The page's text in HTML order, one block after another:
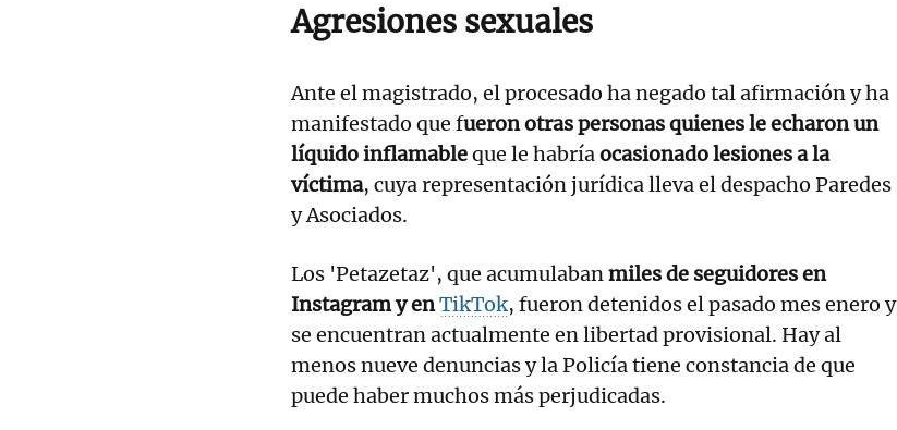
Agresiones sexuales
Ante el magistrado, el procesado ha negado tal afirmación y ha
manifestado que fueron otras personas quienes le echaron un
líquido inflamableque le habríaocasionado lesiones a la
víctima, cuya representación jurídica lleva el despacho Paredes
y Asociados.
Los 'Petazetaz', que acumulabanmiles de seguidores en
Instagram y enTikTok, fueron detenidos el pasado mes enero y
se encuentran actualmente en libertad provisional. Hay al
menos nueve denuncias y la Policía tiene constancia de que
puede haber muchos más perjudicadas.